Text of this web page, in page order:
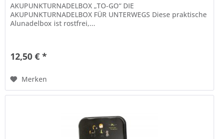
AKUPUNKTURNADELBOX „TO-GO“ DIE
AKUPUNKTURNADELBOX FÜR UNTERWEGS Diese praktische
Alunadelbox ist rostfrei,...
12,50 € *
Merken